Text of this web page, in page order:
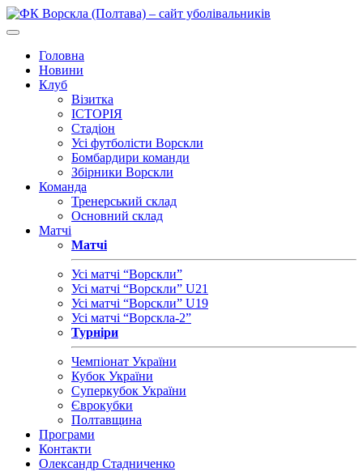
Головна
Новини
Клуб
Візитка
ІСТОРІЯ
Стадіон
Усі футболісти Ворскли
Бомбардири команди
Збірники Ворскли
Команда
Тренерський склад
Основний склад
Матчі
Матчі
Усі матчі “Ворскли”
Усі матчі “Ворскли” U21
Усі матчі “Ворскли” U19
Усі матчі “Ворскла-2”
Турніри
Чемпіонат України
Кубок України
Суперкубок України
Єврокубки
Полтавщина
Програми
Контакти
Олександр Стадниченко